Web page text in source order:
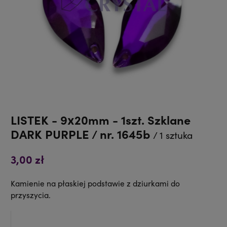
LISTEK - 9x20mm - 1szt. Szklane
DARK PURPLE / nr. 1645b / 1 sztuka
3,00 zł
Kamienie na płaskiej podstawie z dziurkami do
przyszycia.